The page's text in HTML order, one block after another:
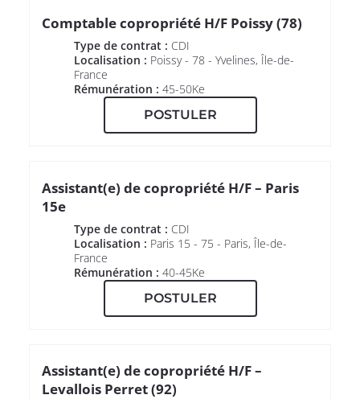
Comptable copropriété H/F Poissy (78)
Type de contrat : CDI
Localisation : Poissy - 78 - Yvelines, Île-de-
France
Rémunération : 45-50Ke
POSTULER
Assistant(e) de copropriété H/F – Paris
15e
Type de contrat : CDI
Localisation : Paris 15 - 75 - Paris, Île-de-
France
Rémunération : 40-45Ke
POSTULER
Assistant(e) de copropriété H/F –
Levallois Perret (92)